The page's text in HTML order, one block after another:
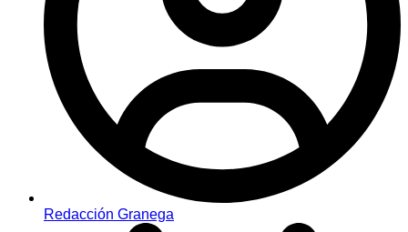
Redacción Granega